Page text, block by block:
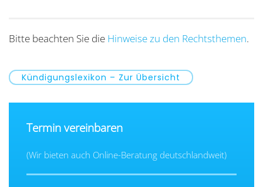
Bitte beachten Sie die Hinweise zu den Rechtsthemen.
Kündigungslexikon – Zur Übersicht
Termin vereinbaren
(Wir bieten auch Online-Beratung deutschlandweit)